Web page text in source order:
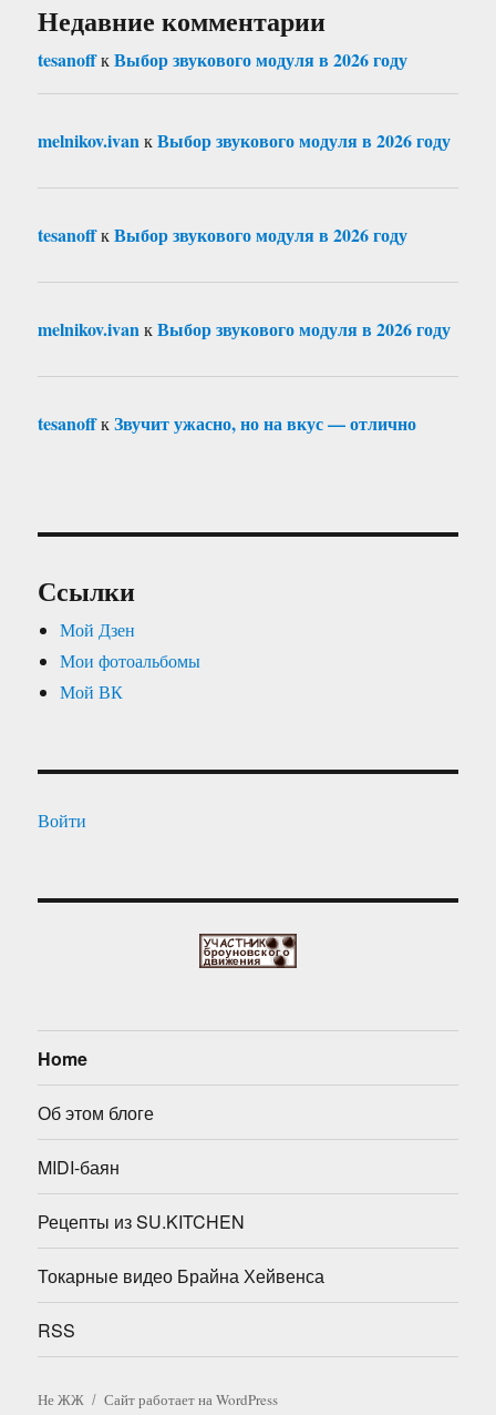
Недавние комментарии
tesanoffкВыбор звукового модуля в 2026 году
melnikov.ivanкВыбор звукового модуля в 2026 году
tesanoffкВыбор звукового модуля в 2026 году
melnikov.ivanкВыбор звукового модуля в 2026 году
tesanoffкЗвучит ужасно, но на вкус — отлично
Ссылки
Мой Дзен
Мои фотоальбомы
Мой ВК
Войти
Home
Об этом блоге
MIDI-баян
Рецепты из SU.KITCHEN
Токарные видео Брайна Хейвенса
RSS
Не ЖЖ Сайт работает на WordPress